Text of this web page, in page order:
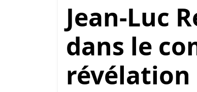
Jean-Luc
dans le
révélation